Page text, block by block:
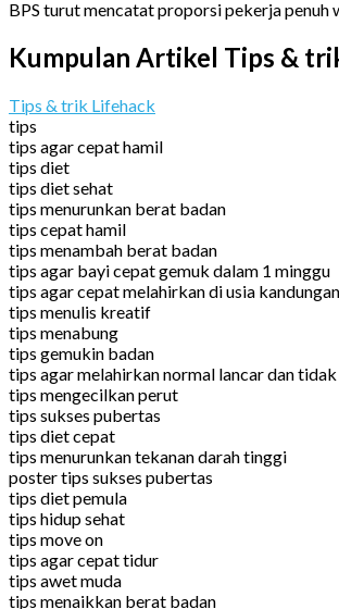
BPS turut mencatat proporsi pekerja penuh
Kumpulan Artikel Tips &
Tips & trik Lifehack
tips
tips agar cepat hamil
tips diet
tips diet sehat
tips menurunkan berat badan
tips cepat hamil
tips menambah berat badan
tips agar bayi cepat gemuk dalam 1 minggu
tips agar cepat melahirkan di usia
tips menulis kreatif
tips menabung
tips gemukin badan
tips agar melahirkan normal lancar dan
tips mengecilkan perut
tips sukses pubertas
tips diet cepat
tips menurunkan tekanan darah tinggi
poster tips sukses pubertas
tips diet pemula
tips hidup sehat
tips move on
tips agar cepat tidur
tips awet muda
tips menaikkan berat badan